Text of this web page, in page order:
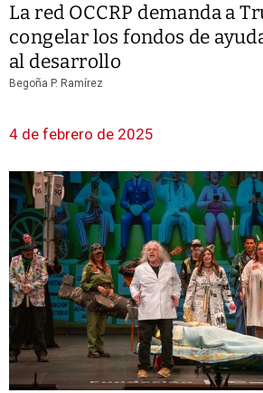
La red OCCRP demanda a
congelar los fondos de
al desarrollo
Begoña P. Ramírez
4 de febrero de 2025